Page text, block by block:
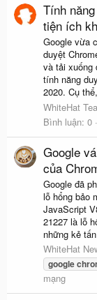
Tính
tiện ích
Google vừa
duyệt
và tải xuống
tính năng
2020. Cụ
WhiteHat
Bình luận: 0
Google
của
Google đã
lỗ hổng bảo
JavaScript
21227 là lỗ
những kẻ
WhiteHat
google
mạng